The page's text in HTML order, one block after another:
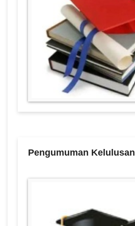
Pengumuman Kelulusan